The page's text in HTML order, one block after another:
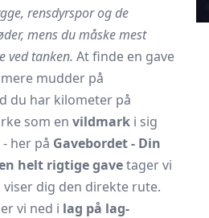
rensdyrspor og de
mens du måske mest
ved tanken. At finde en gave
mudder på
du har kilometer på
som en vildmark i sig
her på Gavebordet - Din
helt rigtige gavetager vi
dig den direkte rute.
vi ned i lag på lag-